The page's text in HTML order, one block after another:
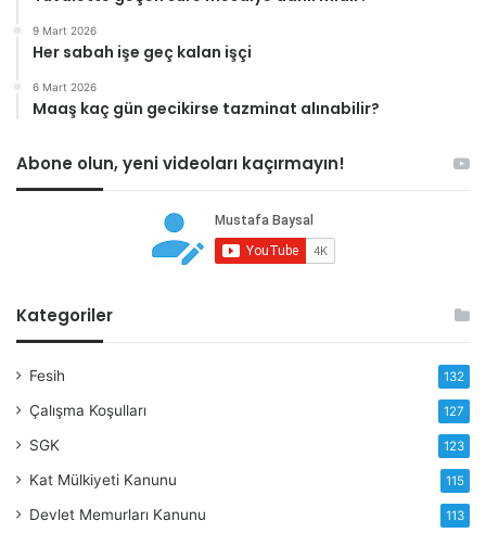
9 Mart 2026
Her sabah işe geç kalan işçi
6 Mart 2026
Maaş kaç gün gecikirse tazminat alınabilir?
Abone olun, yeni videoları kaçırmayın!
Kategoriler
Fesih 132
Çalışma Koşulları 127
SGK 123
Kat Mülkiyeti Kanunu 115
Devlet Memurları Kanunu 113